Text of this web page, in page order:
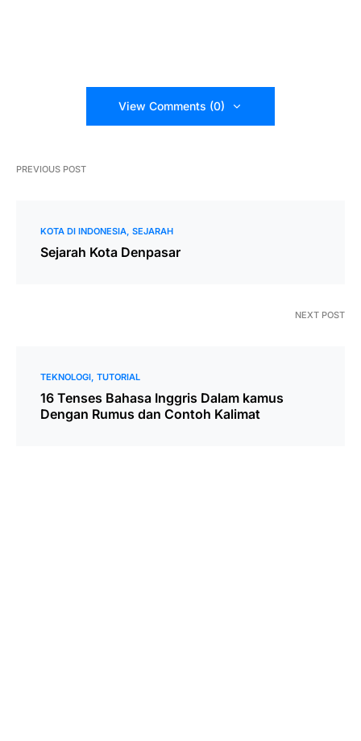
View Comments (0)
PREVIOUS POST
KOTA DI INDONESIA SEJARAH
Sejarah Kota Denpasar
NEXT POST
TEKNOLOGI TUTORIAL
16 Tenses Bahasa Inggris Dalam kamus
Dengan Rumus dan Contoh Kalimat